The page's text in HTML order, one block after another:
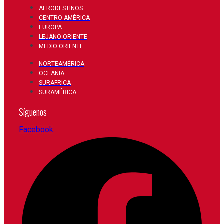
AERODESTINOS
CENTRO AMÉRICA
EUROPA
LEJANO ORIENTE
MEDIO ORIENTE
NORTEAMÉRICA
OCEANIA
SURAFRICA
SURAMÉRICA
Síguenos
Facebook